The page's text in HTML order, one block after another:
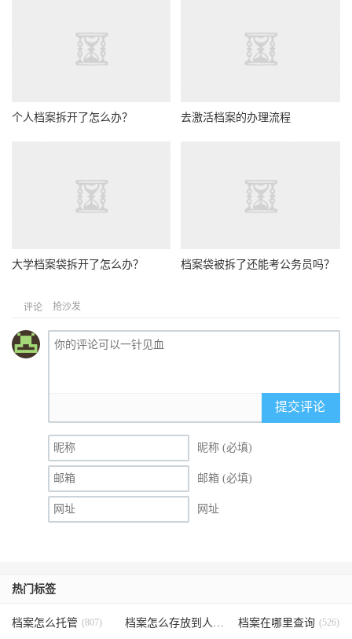
个人档案拆开了怎么办？ 去激活档案的办理流程
大学档案袋拆开了怎么办？ 档案袋被拆了还能考公务员吗？
评论 抢沙发
提交评论
昵称 (必填)
邮箱 (必填)
网址
热门标签
档案怎么托管 (807) 档案怎么存放到人才市场 (535)
档案在哪里查询 (526)